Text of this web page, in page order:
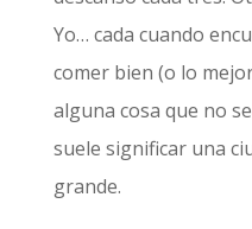
Yo… cada cuando
comer bien (o lo
alguna cosa que no
suele significar una
grande.